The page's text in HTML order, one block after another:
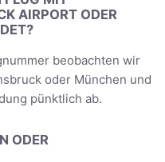
AIRPORT ODER
beobachten wir
oder München und
pünktlich ab.
ODER